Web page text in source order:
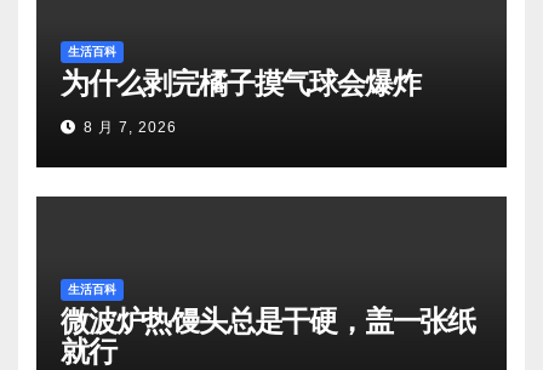
生活百科
为什么剥完橘子摸气球会爆炸
8 月 7, 2026
生活百科
微波炉热馒头总是干硬，盖一张纸
就行